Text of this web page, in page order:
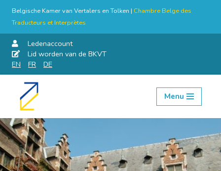
Belgische Kamer van Vertalers en Tolken | Chambre Belge des
Traducteurs et Interprètes
Ledenaccount
Lid worden van de BKVT
EN
FR DE
Skip
content
Menu